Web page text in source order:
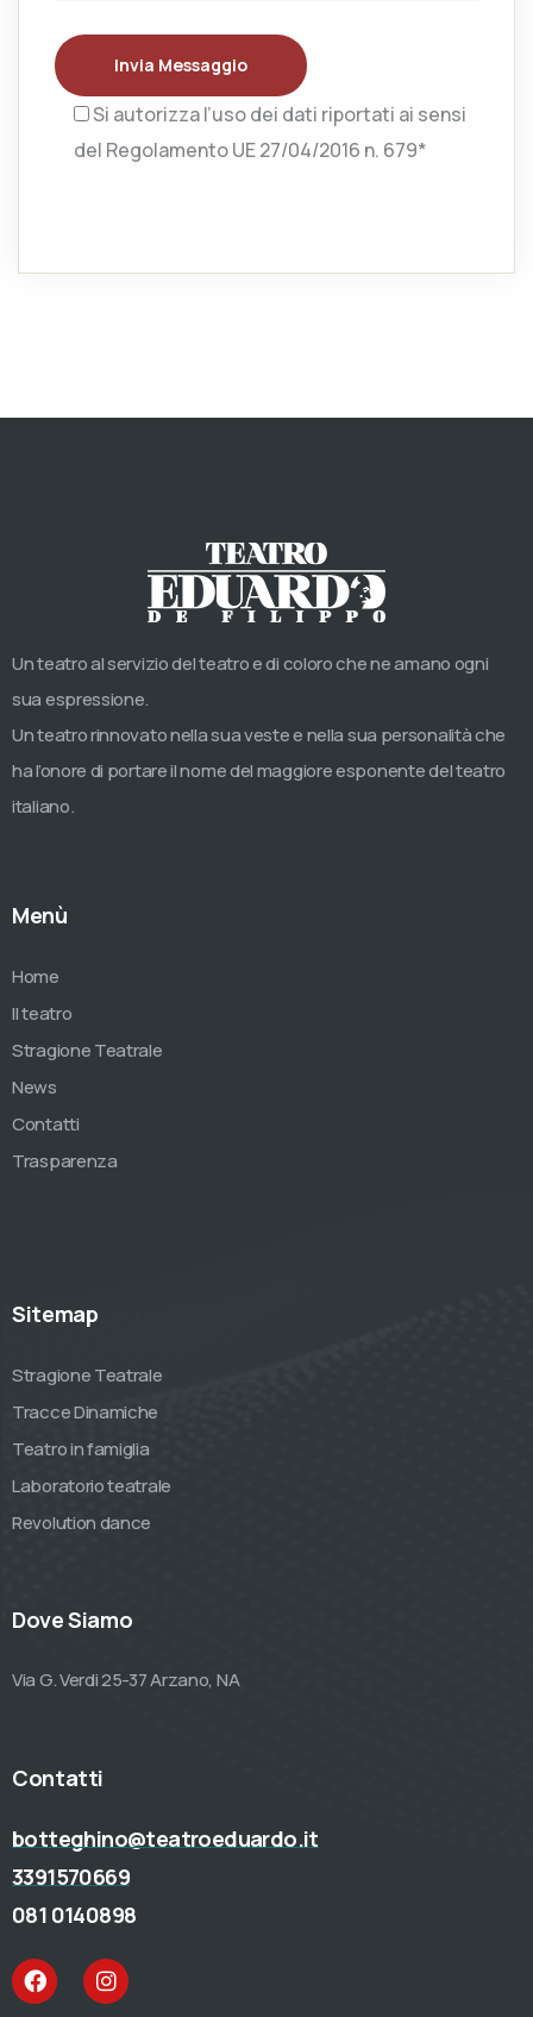
Invia Messaggio
Si autorizza l’uso dei dati riportati ai sensi
del Regolamento UE 27/04/2016 n. 679*
Un teatro al servizio del teatro e di coloro che ne amano ogni
sua espressione.
Un teatro rinnovato nella sua veste e nella sua personalità che
ha l’onore di portare il nome del maggiore esponente del teatro
italiano.
Menù
Home
Il teatro
Stragione Teatrale
News
Contatti
Trasparenza
Sitemap
Stragione Teatrale
Tracce Dinamiche
Teatro in famiglia
Laboratorio teatrale
Revolution dance
Dove Siamo
Via G. Verdi 25-37 Arzano, NA
Contatti
botteghino@teatroeduardo.it
3391570669
081 0140898